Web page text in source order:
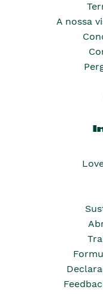
A nossa